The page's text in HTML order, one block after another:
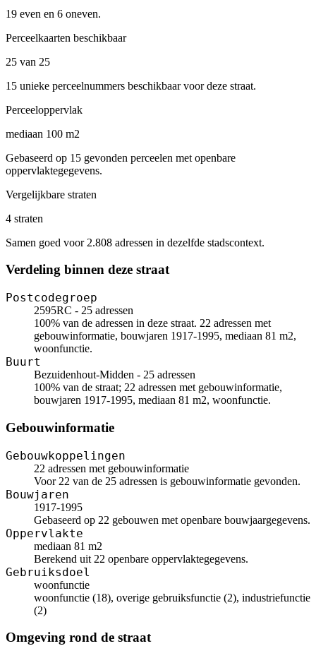
19 even en 6 oneven.
Perceelkaarten beschikbaar
25 van 25
15 unieke perceelnummers beschikbaar voor deze straat.
Perceeloppervlak
mediaan 100 m2
Gebaseerd op 15 gevonden perceelen met openbare
oppervlaktegegevens.
Vergelijkbare straten
4 straten
Samen goed voor 2.808 adressen in dezelfde stadscontext.
Verdeling binnen deze straat
Postcodegroep
2595RC - 25 adressen
100% van de adressen in deze straat. 22 adressen met
gebouwinformatie, bouwjaren 1917-1995, mediaan 81 m2,
woonfunctie.
Buurt
Bezuidenhout-Midden - 25 adressen
100% van de straat; 22 adressen met gebouwinformatie,
bouwjaren 1917-1995, mediaan 81 m2, woonfunctie.
Gebouwinformatie
Gebouwkoppelingen
22 adressen met gebouwinformatie
Voor 22 van de 25 adressen is gebouwinformatie gevonden.
Bouwjaren
1917-1995
Gebaseerd op 22 gebouwen met openbare bouwjaargegevens.
Oppervlakte
mediaan 81 m2
Berekend uit 22 openbare oppervlaktegegevens.
Gebruiksdoel
woonfunctie
woonfunctie (18), overige gebruiksfunctie (2), industriefunctie
(2)
Omgeving rond de straat